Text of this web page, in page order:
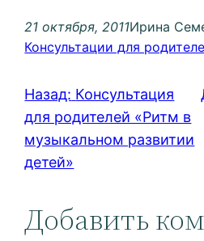
21 октября, 2011Ирина
Консультации для
Назад: Консультация
для родителей «Ритм в
музыкальном развитии
детей»
Добавить